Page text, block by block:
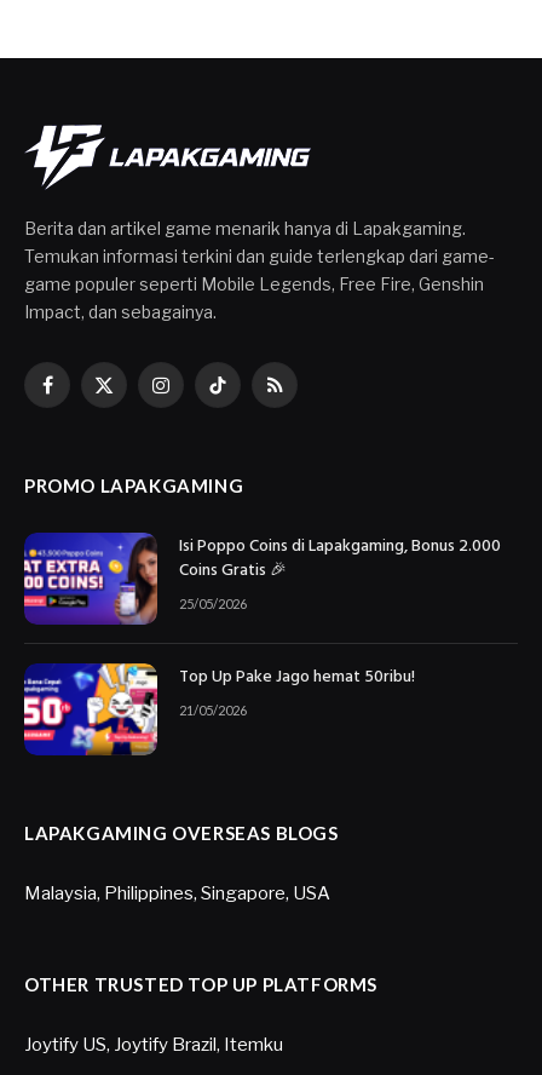
Berita dan artikel game menarik hanya di Lapakgaming.
Temukan informasi terkini dan guide terlengkap dari game-
game populer seperti Mobile Legends, Free Fire, Genshin
Impact, dan sebagainya.
Facebook
X
InstagramTikTokRSS
PROMO LAPAKGAMING
Isi Poppo Coins di Lapakgaming, Bonus 2.000
Coins Gratis 🎉
25/05/2026
Top Up Pake Jago hemat 50ribu!
21/05/2026
LAPAKGAMING OVERSEAS BLOGS
Malaysia, Philippines, Singapore, USA
OTHER TRUSTED TOP UP PLATFORMS
Joytify US, Joytify Brazil, Itemku